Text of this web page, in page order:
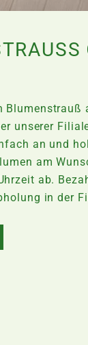
Blumenstrauß
unserer
an und
am
ab.
in der